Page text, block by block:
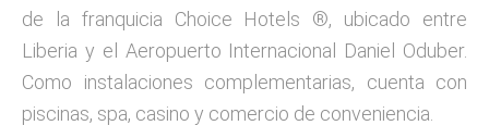
de la franquicia Choice Hotels ®, ubicado entre
Liberia y el Aeropuerto Internacional Daniel Oduber.
Como instalaciones complementarias, cuenta con
piscinas, spa, casino y comercio de conveniencia.